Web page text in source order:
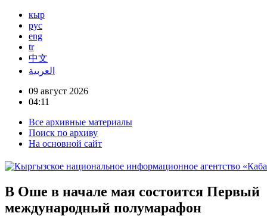
кыр
рус
eng
tr
中文
العربية
09 август 2026
04:11
Все архивные материалы
Поиск по архиву
На основной сайт
В Оше в начале мая состоится Первый
международный полумарафон